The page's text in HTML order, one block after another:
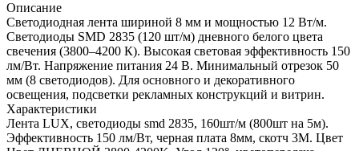
Описание
Светодиодная лента шириной 8 мм и мощностью 12 Вт/м.
Светодиоды SMD 2835 (120 шт/м) дневного белого цвета
свечения (3800–4200 К). Высокая световая эффективность 150
лм/Вт. Напряжение питания 24 В. Минимальный отрезок 50
мм (8 светодиодов). Для основного и декоративного
освещения, подсветки рекламных конструкций и витрин.
Характеристики
Лента LUX, светодиоды smd 2835, 160шт/м (800шт на 5м).
Эффективность 150 лм/Вт, черная плата 8мм, скотч 3М. Цвет